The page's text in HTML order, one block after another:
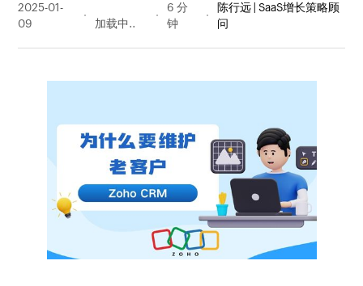
2025-01-
09
量
6 分
钟
陈行远 | SaaS增长策略顾
问